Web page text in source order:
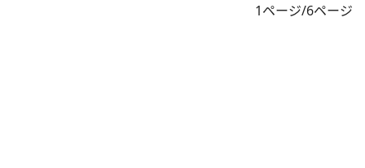
1ページ/6ページ